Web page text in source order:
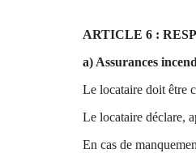
ARTICLE 6 :
a) Assurances
Le locataire doit être
Le locataire déclare,
En cas de